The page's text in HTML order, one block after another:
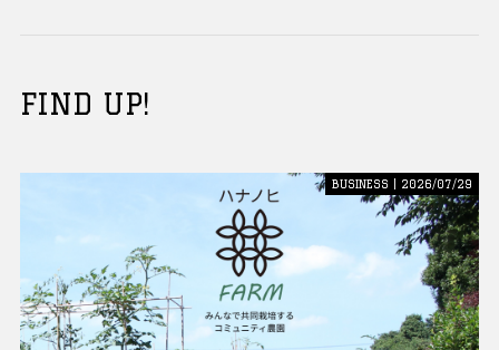
FIND UP!
BUSINESS | 2026/07/29